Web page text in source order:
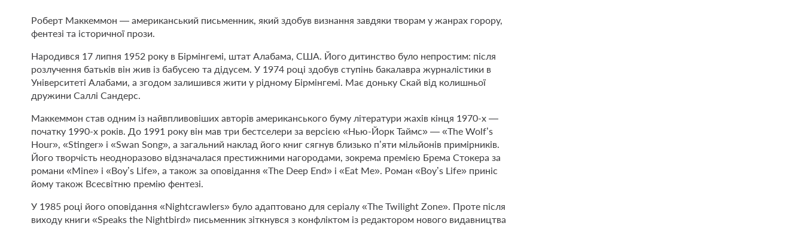
Роберт Маккеммон — американський письменник, який здобув визнання завдяки творам у жанрах горору,
фентезі та історичної прози.
Народився 17 липня 1952 року в Бірмінгемі, штат Алабама, США. Його дитинство було непростим: після
розлучення батьків він жив із бабусею та дідусем. У 1974 році здобув ступінь бакалавра журналістики в
Університеті Алабами, а згодом залишився жити у рідному Бірмінгемі. Має доньку Скай від колишньої
дружини Саллі Сандерс.
Маккеммон став одним із найвпливовіших авторів американського буму літератури жахів кінця 1970-х —
початку 1990-х років. До 1991 року він мав три бестселери за версією «Нью-Йорк Таймс» — «The Wolf’s
Hour», «Stinger» і «Swan Song», а загальний наклад його книг сягнув близько п’яти мільйонів примірників.
Його творчість неодноразово відзначалася престижними нагородами, зокрема премією Брема Стокера за
романи «Mine» і «Boy’s Life», а також за оповідання «The Deep End» і «Eat Me». Роман «Boy’s Life» приніс
йому також Всесвітню премію фентезі.
У 1985 році його оповідання «Nightcrawlers» було адаптовано для серіалу «The Twilight Zone». Проте після
виходу книги «Speaks the Nightbird» письменник зіткнувся з конфліктом із редактором нового видавництва